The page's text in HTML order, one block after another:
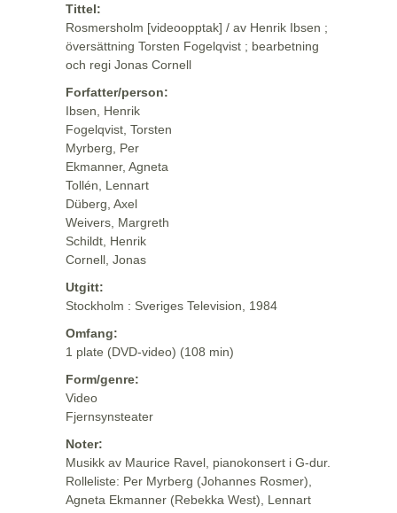
Tittel:
Rosmersholm [videoopptak] / av Henrik Ibsen ;
översättning Torsten Fogelqvist ; bearbetning
och regi Jonas Cornell
Forfatter/person:
Ibsen, Henrik
Fogelqvist, Torsten
Myrberg, Per
Ekmanner, Agneta
Tollén, Lennart
Düberg, Axel
Weivers, Margreth
Schildt, Henrik
Cornell, Jonas
Utgitt:
Stockholm : Sveriges Television, 1984
Omfang:
1 plate (DVD-video) (108 min)
Form/genre:
Video
Fjernsynsteater
Noter:
Musikk av Maurice Ravel, pianokonsert i G-dur.
Rolleliste: Per Myrberg (Johannes Rosmer),
Agneta Ekmanner (Rebekka West), Lennart